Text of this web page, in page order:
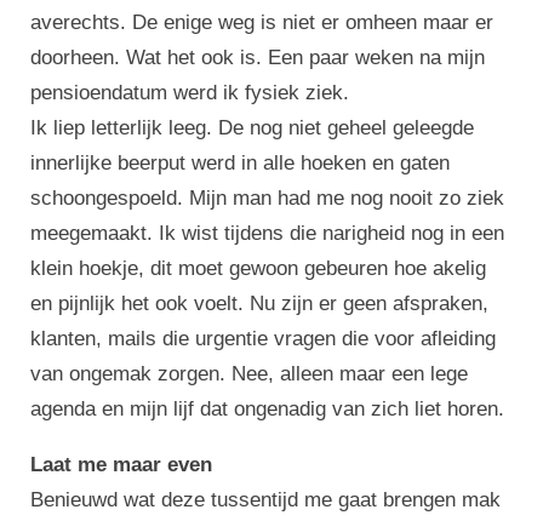
averechts. De enige weg is niet er omheen maar er
doorheen. Wat het ook is. Een paar weken na mijn
pensioendatum werd ik fysiek ziek.
Ik liep letterlijk leeg. De nog niet geheel geleegde
innerlijke beerput werd in alle hoeken en gaten
schoongespoeld. Mijn man had me nog nooit zo ziek
meegemaakt. Ik wist tijdens die narigheid nog in een
klein hoekje, dit moet gewoon gebeuren hoe akelig
en pijnlijk het ook voelt. Nu zijn er geen afspraken,
klanten, mails die urgentie vragen die voor afleiding
van ongemak zorgen. Nee, alleen maar een lege
agenda en mijn lijf dat ongenadig van zich liet horen.
Laat me maar even
Benieuwd wat deze tussentijd me gaat brengen mak